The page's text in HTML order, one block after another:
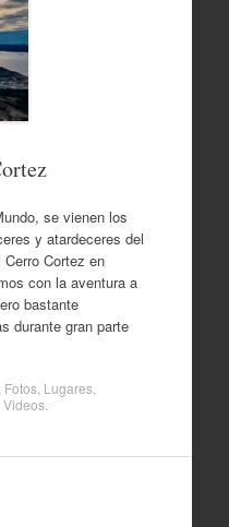
se vienen los
y atardeceres del
Cortez en
con la aventura a
bastante
durante gran parte
Fotos, Lugares,
Videos.